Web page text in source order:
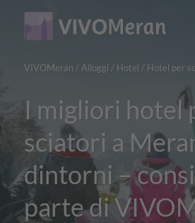
Main
content
Main
navigation
VIVOMeran / Alloggi / Hotel / Hotel per
I migliori hotel
sciatori a
dintorni –
parte di